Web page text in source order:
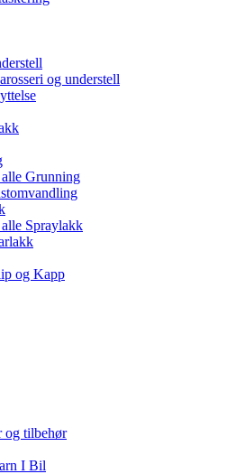
og understell
alle Grunning
alle Spraylakk
og Kapp
og tilbehør
I Bil